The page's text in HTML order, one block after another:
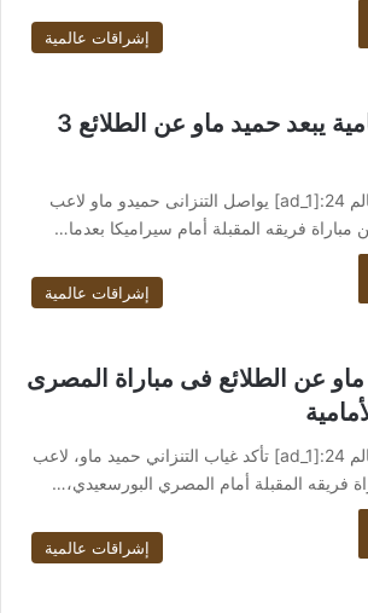
إشراقات عالمية
شد العضلة الأمامية يبعد حميد ماو عن الطلائع 3
من صحيفة اشراق العالم 24:[ad_1] يواصل التنزانى حميدو ماو لاعب
فريقه المقبلة أمام سيراميكا بعدما…
إشراقات عالمية
عن الطلائع فى مباراة المصرى
من صحيفة اشراق العالم 24:[ad_1] تأكد غياب التنزاني حميد ماو، لاعب
فريقه المقبلة أمام المصري البورسعيدي،…
إشراقات عالمية